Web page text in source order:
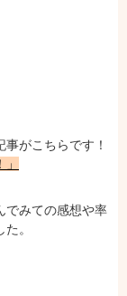
がこちらです！
でみての感想や率
。